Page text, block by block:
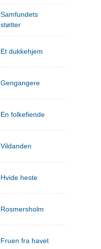
Samfundets
støtter
Et dukkehjem
Gengangere
En folkefiende
Vildanden
Hvide heste
Rosmersholm
Fruen fra havet